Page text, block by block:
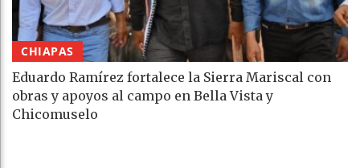
CHIAPAS
Eduardo Ramírez fortalece la Sierra Mariscal con
obras y apoyos al campo en Bella Vista y
Chicomuselo